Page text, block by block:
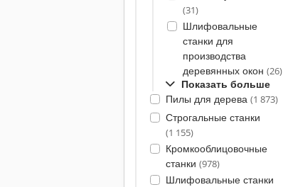
(31)
Шлифовальные
станки для
производства
деревянных окон (26)
Показать больше
Пилы для дерева (1 873)
Строгальные станки
(1 155)
Кромкооблицовочные
станки (978)
Шлифовальные станки